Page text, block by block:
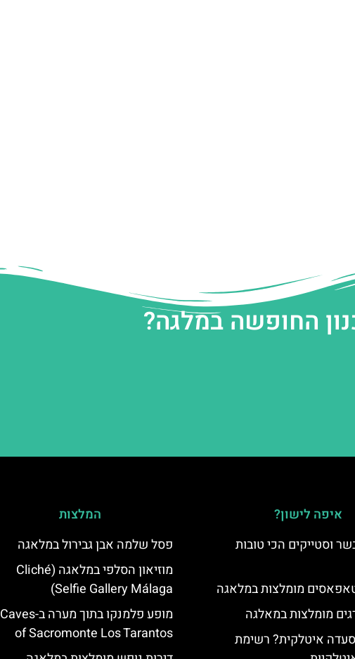
החופשה במלגה?
איפה לישון?
וסטייקים הכי טובות
מומלצות במלאגה
מומלצות במאלגה
איטלקית? רשימת
המלצות
פסל שלמה אבן גבירול במלאגה
מוזיאון הסלפי במלאגה (Cliché
Selfie Gallery Málaga)
מופע פלמנקו בתוך מערה ב-Caves
of Sacromonte Los Tarantos